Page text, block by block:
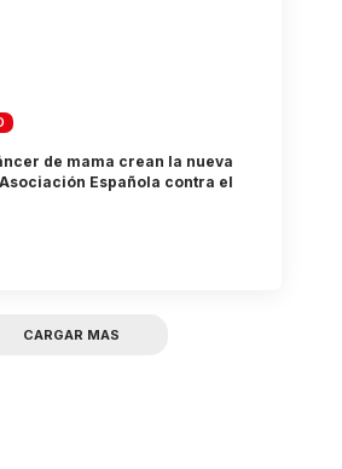
de mama crean la nueva
Española contra el
CARGAR MAS